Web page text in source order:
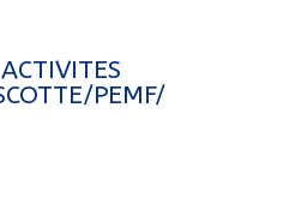
PEMF/